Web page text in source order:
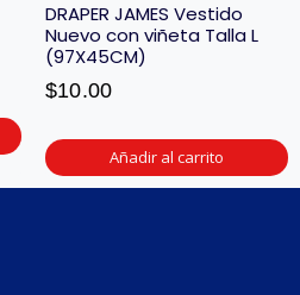
DRAPER JAMES Vestido
Nuevo con viñeta Talla L
(97X45CM)
$10.00
Añadir al carrito